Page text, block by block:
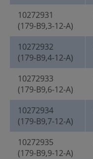
10272931
(179-B9,3-12-A)
10272932
(179-B9,4-12-A)
10272933
(179-B9,6-12-A)
10272934
(179-B9,7-12-A)
10272935
(179-B9,9-12-A)